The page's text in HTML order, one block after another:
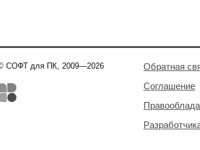
СОФТ для ПК, 2009—2026
Обратная
Соглашение